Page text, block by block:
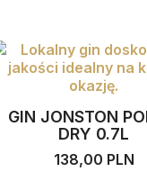
GIN JONSTON
DRY 0.7L
138,00 PLN